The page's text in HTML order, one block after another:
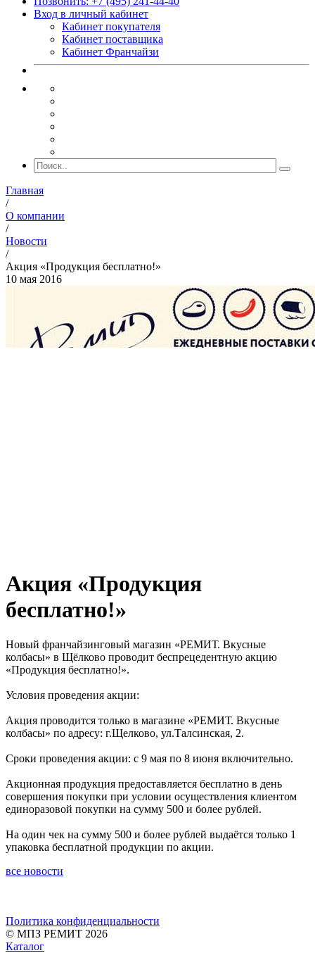
Вход в личный кабинет
Кабинет покупателя
Кабинет поставщика
Кабинет Франчайзи
Главная
/
О компании
/
Новости
/
Акция «Продукция бесплатно!»
10 мая 2016
Акция «Продукция
бесплатно!»
Новый франчайзинговый магазин «РЕМИТ. Вкусные
колбасы» в Щёлково проводит беспрецедентную акцию
«Продукция бесплатно!».
Условия проведения акции:
Акция проводится только в магазине «РЕМИТ. Вкусные
колбасы» по адресу: г.Щелково, ул.Талсинская, 2.
Сроки проведения акции: с 9 мая по 8 июня включительно.
Акционная продукция предоставляется бесплатно в день
совершения покупки при условии осуществления клиентом
единоразовой покупки на сумму 500 и более рублей.
На один чек на сумму 500 и более рублей выдаётся только 1
упаковка бесплатной продукции по акции.
все новости
Политика конфиденциальности
© МПЗ РЕМИТ 2026
Каталог